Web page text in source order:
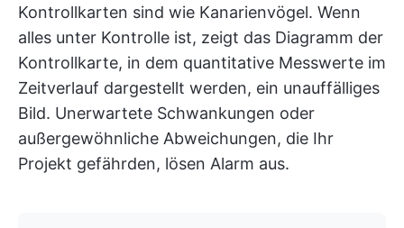
Kontrollkarten sind wie Kanarienvögel. Wenn
alles unter Kontrolle ist, zeigt das Diagramm der
Kontrollkarte, in dem quantitative Messwerte im
Zeitverlauf dargestellt werden, ein unauffälliges
Bild. Unerwartete Schwankungen oder
außergewöhnliche Abweichungen, die Ihr
Projekt gefährden, lösen Alarm aus.